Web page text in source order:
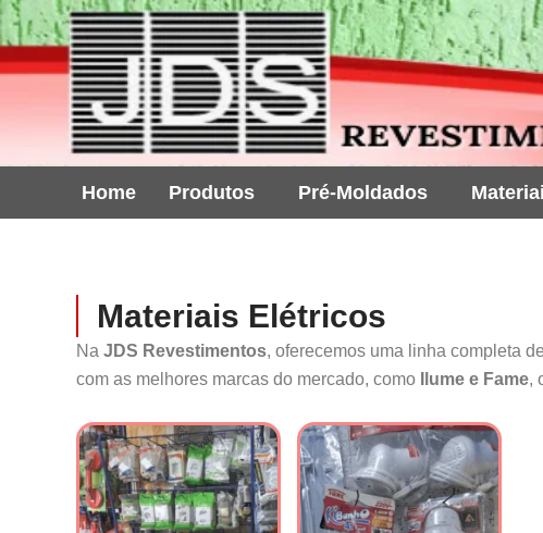
Ir
para
o
conteúdo
Home Produtos Pré-Moldados
Materiais Elétricos
Na JDS Revestimentos, oferecemos uma linha completa de
com as melhores marcas do mercado, como
Ilume e Fame,